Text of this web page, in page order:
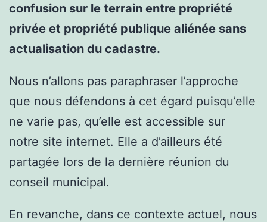
confusion sur le terrain entre propriété
privée et propriété publique aliénée sans
actualisation du cadastre.
Nous n’allons pas paraphraser l’approche
que nous défendons à cet égard puisqu’elle
ne varie pas, qu’elle est accessible sur
notre site internet. Elle a d’ailleurs été
partagée lors de la dernière réunion du
conseil municipal.
En revanche, dans ce contexte actuel, nous